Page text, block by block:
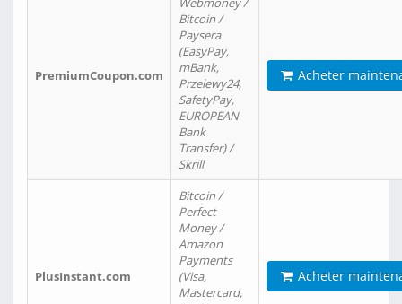
PremiumCoupon.com
Bitcoin /
Paysera
(EasyPay,
mBank,
Przelewy24,
SafetyPay,
EUROPEAN
Bank
Transfer) /
Skrill
Acheter
PlusInstant.com
Bitcoin /
Perfect
Money /
Amazon
Payments
(Visa,
Mastercard,
Acheter